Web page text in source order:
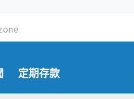
定期存款